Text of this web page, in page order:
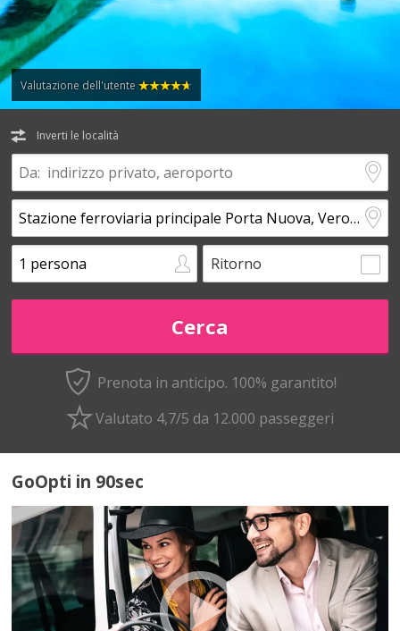
Valutazione dell'utente
Inverti le località
Ritorno
Prenota in anticipo. 100% garantito!
Valutato 4,7/5 da 12.000 passeggeri
GoOpti in 90sec